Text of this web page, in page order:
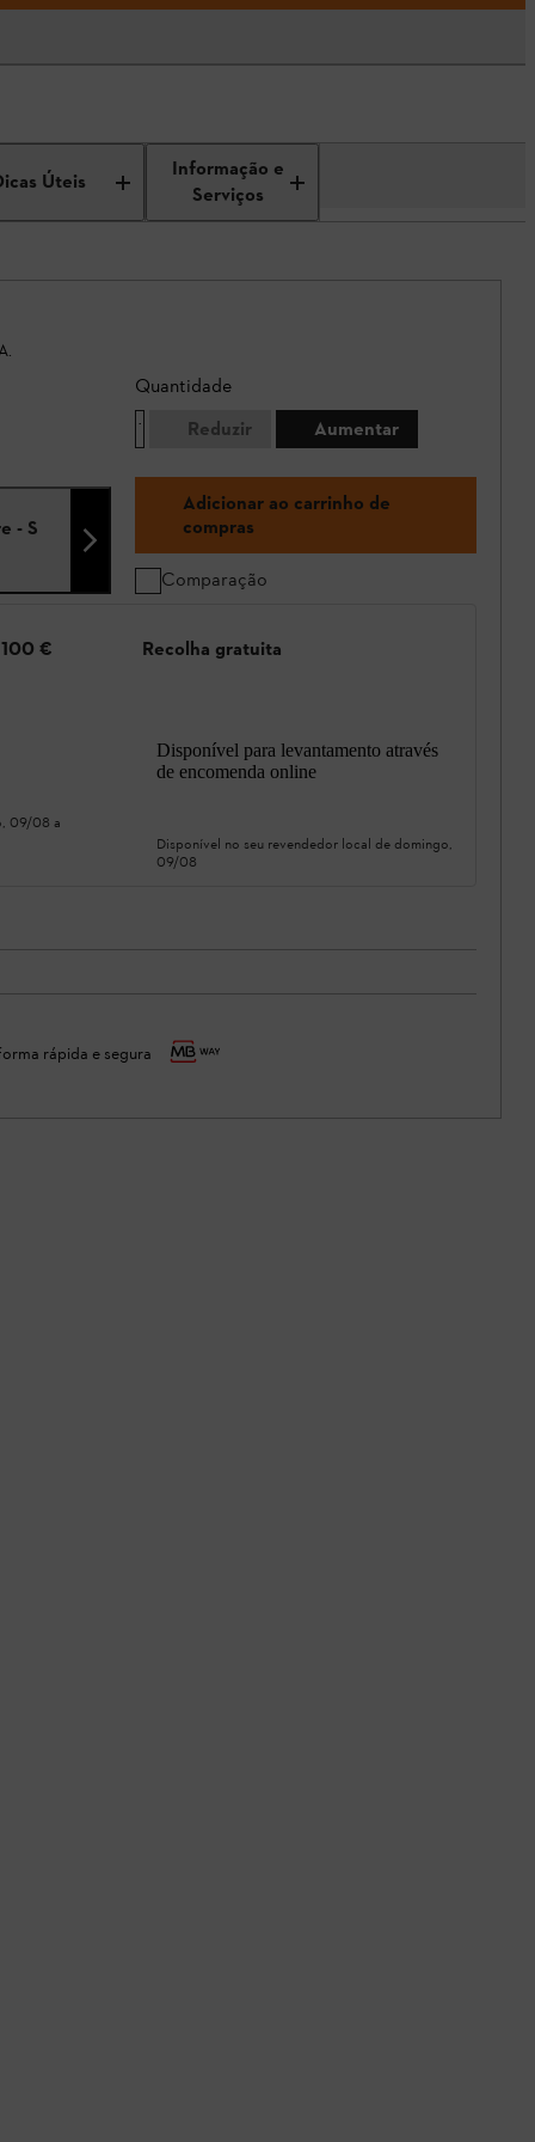
Úteis
Informação e
Serviços
- S
Quantidade
Reduzir
Aumentar
Adicionar ao carrinho de
compras
Comparação
€
09/08 a
Recolha gratuita
Disponível para levantamento através
de encomenda online
Disponível no seu revendedor local de domingo,
09/08
rápida e segura